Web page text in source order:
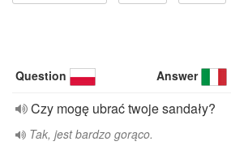
Question Answer
Czy mogę ubrać twoje sandały?
Tak, jest bardzo gorąco.